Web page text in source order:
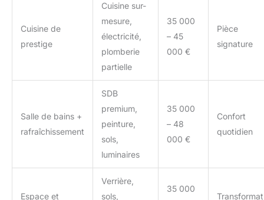
Cuisine de
prestige
Cuisine sur-
mesure,
électricité,
plomberie
partielle
35 000
– 45
000 €
Pièce
signature
Salle de bains +
rafraîchissement
SDB
premium,
peinture,
sols,
luminaires
35 000
– 48
000 €
Confort
quotidien
Espace et
Verrière,
sols,
35 000